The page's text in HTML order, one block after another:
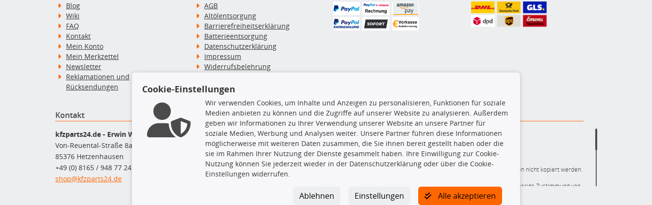
Blog
Wiki
FAQ
Kontakt
Mein Konto
Mein Merkzettel
Newsletter
Reklamationen und
Rücksendungen
AGB
Altölentsorgung
Barrierefreiheitserklärung
Batterieentsorgung
Datenschutzerklärung
Impressum
Widerrufsbelehrung
Zahlung & Versand
Kontakt
kfzparts24.de - Erwin Weber GmbH
Von-Reuental-Straße 8a
85376 Hetzenhausen
+49 (0) 8165 / 948 77 24
shop@kfzparts24.de
Top Produkte
Dachboxen
Dachgrundträger
Ersatzteile
Fahrradträger
Motoröle
TecDoc Inside
Die hier angezeigten Daten insbesondere die gesamte Datenbank dürfen nicht kopiert werden.
Es ist zu unterlassen, die Daten oder die gesamte Datenbank ohne vorherige Zustimmung von
TecDoc zu vervielfältigen, zu verbreiten und/oder diese Handlungen durch Dritte ausführen zu
lassen. Ein Zuwiderhandeln stellt eine Urheberrechtsverletzung dar und wird verfolgt.
Cookie-Einstellungen
Wir verwenden Cookies, um Inhalte und Anzeigen zu personalisieren, Funktionen für soziale
Medien anbieten zu können und die Zugriffe auf unserer Website zu analysieren. Außerdem
geben wir Informationen zu Ihrer Verwendung unserer Website an unsere Partner für
soziale Medien, Werbung und Analysen weiter. Unsere Partner führen diese Informationen
möglicherweise mit weiteren Daten zusammen, die Sie ihnen bereit gestellt haben oder die
sie im Rahmen Ihrer Nutzung der Dienste gesammelt haben. Ihre Einwilligung zur Cookie-
Nutzung können Sie jederzeit wieder in der Datenschutzerklärung oder über die Cookie-
Einstellungen widerrufen.
Alle akzeptieren
Einstellungen
Ablehnen